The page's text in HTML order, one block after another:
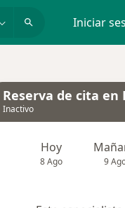
Iniciar
Reserva de cita en
Inactivo
Hoy
8 Ago 9